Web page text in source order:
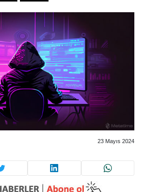
23 Mayıs 2024